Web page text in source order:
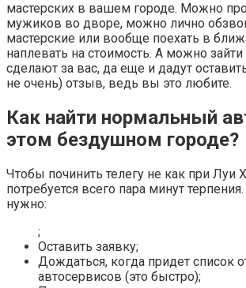
мастерских в вашем городе. Можно
мужиков во дворе, можно лично
мастерские или вообще поехать в
наплевать на стоимость. А можно
сделают за вас, да еще и дадут
не очень) отзыв, ведь вы это любите.
Как найти нормальный
этом бездушном городе?
Чтобы починить телегу не как при Луи
потребуется всего пара минут
нужно:
;
Оставить заявку;
Дождаться, когда придет список
автосервисов (это быстро);